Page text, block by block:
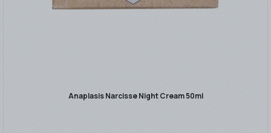
Anaplasis Narcisse Night Cream 50ml